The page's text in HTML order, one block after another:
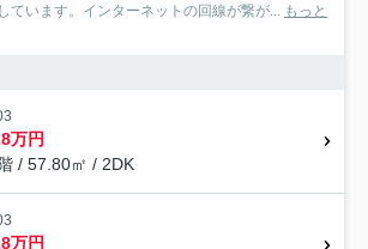
ています。インターネットの回線が繋が... もっと
万円
/ 57.80㎡ / 2DK
万円